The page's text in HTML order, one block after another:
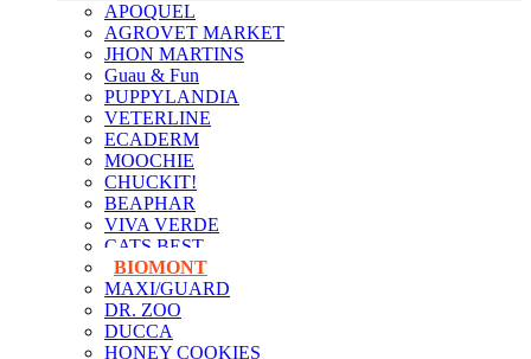
APOQUEL
AGROVET MARKET
JHON MARTINS
Guau & Fun
PUPPYLANDIA
VETERLINE
ECADERM
MOOCHIE
CHUCKIT!
BEAPHAR
VIVA VERDE
CATS BEST
BIOMONT
MAXI/GUARD
DR. ZOO
DUCCA
HONEY COOKIES